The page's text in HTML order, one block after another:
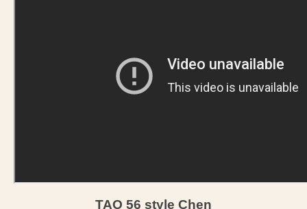
TAO 56 style Chen